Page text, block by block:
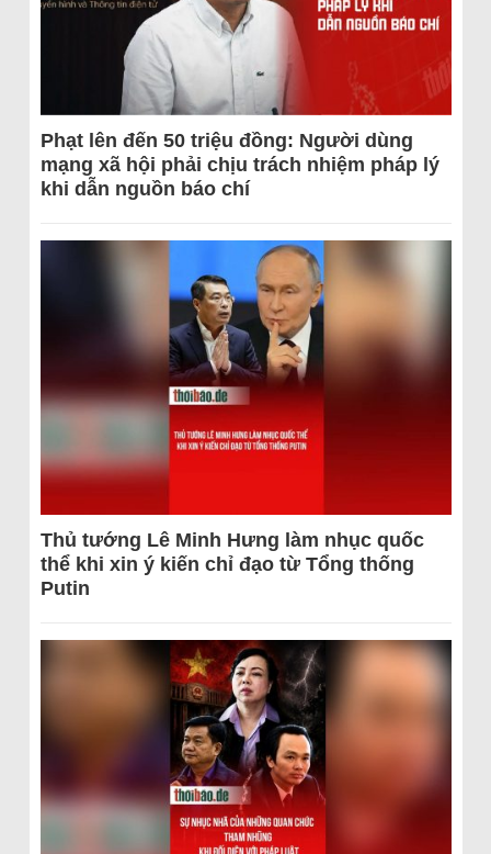
Phạt lên đến 50 triệu đồng: Người dùng
mạng xã hội phải chịu trách nhiệm pháp lý
khi dẫn nguồn báo chí
Thủ tướng Lê Minh Hưng làm nhục quốc
thể khi xin ý kiến chỉ đạo từ Tổng thống
Putin